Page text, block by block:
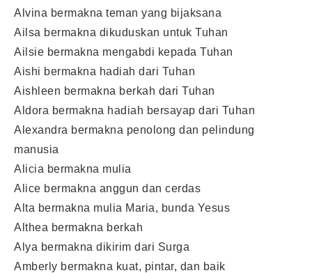
Alvina bermakna teman yang bijaksana
Ailsa bermakna dikuduskan untuk Tuhan
Ailsie bermakna mengabdi kepada Tuhan
Aishi bermakna hadiah dari Tuhan
Aishleen bermakna berkah dari Tuhan
Aldora bermakna hadiah bersayap dari Tuhan
Alexandra bermakna penolong dan pelindung
manusia
Alicia bermakna mulia
Alice bermakna anggun dan cerdas
Alta bermakna mulia Maria, bunda Yesus
Althea bermakna berkah
Alya bermakna dikirim dari Surga
Amberly bermakna kuat, pintar, dan baik